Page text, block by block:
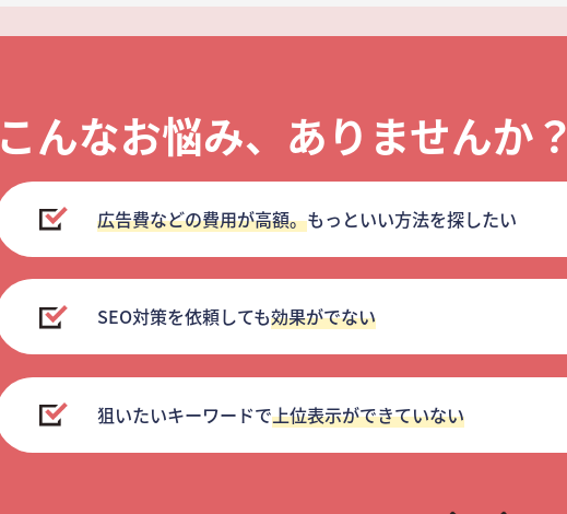
こんなお悩み、ありませんか？
広告費などの費用が高額。もっといい方法を探したい
SEO対策を依頼しても効果がでない
狙いたいキーワードで上位表示ができていない